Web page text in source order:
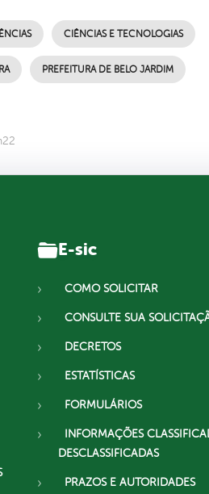
CIÊNCIAS E TECNOLOGIAS
PREFEITURA DE BELO JARDIM
E-sic
COMO SOLICITAR
CONSULTE SUA
DECRETOS
ESTATÍSTICAS
FORMULÁRIOS
INFORMAÇÕES
DESCLASSIFICADAS
PRAZOS E AUTORIDADES